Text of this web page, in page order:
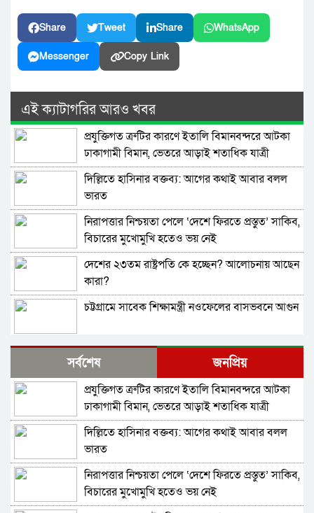
Share Tweet Share WhatsApp
Messenger Copy Link
এই ক্যাটাগরির আরও খবর
প্রযুক্তিগত ত্রুটির কারণে ইতালি বিমানবন্দরে আটকা
ঢাকাগামী বিমান, ভেতরে আড়াই শতাধিক যাত্রী
দিল্লিতে হাসিনার বক্তব্য: আগের কথাই আবার বলল
ভারত
নিরাপত্তার নিশ্চয়তা পেলে ‘দেশে ফিরতে প্রস্তুত’ সাকিব,
বিচারের মুখোমুখি হতেও ভয় নেই
দেশের ২৩তম রাষ্ট্রপতি কে হচ্ছেন? আলোচনায় আছেন
কারা?
চট্টগ্রামে সাবেক শিক্ষামন্ত্রী নওফেলের বাসভবনে আগুন
বাংলাদেশ-পাকিস্তানসহ ১৩ দেশের জোট, কমান্ডার
নিয়োগ দিল সৌদি আরব
ভারতের চিকেন নেক নিয়ে নতুন পরিকল্পনা
জাতীয় সংসদের বিশেষ অধিবেশন ডাকা হচ্ছে
বগুড়ায় ও সিলেটে দুই ঘণ্টার ব্যবধানে সড়ক দুর্ঘটনায়
শিশুসহ প্রাণ গেল ১৫ জনের
সর্বশেষ জনপ্রিয়
প্রযুক্তিগত ত্রুটির কারণে ইতালি বিমানবন্দরে আটকা
ঢাকাগামী বিমান, ভেতরে আড়াই শতাধিক যাত্রী
দিল্লিতে হাসিনার বক্তব্য: আগের কথাই আবার বলল
ভারত
নিরাপত্তার নিশ্চয়তা পেলে ‘দেশে ফিরতে প্রস্তুত’ সাকিব,
বিচারের মুখোমুখি হতেও ভয় নেই